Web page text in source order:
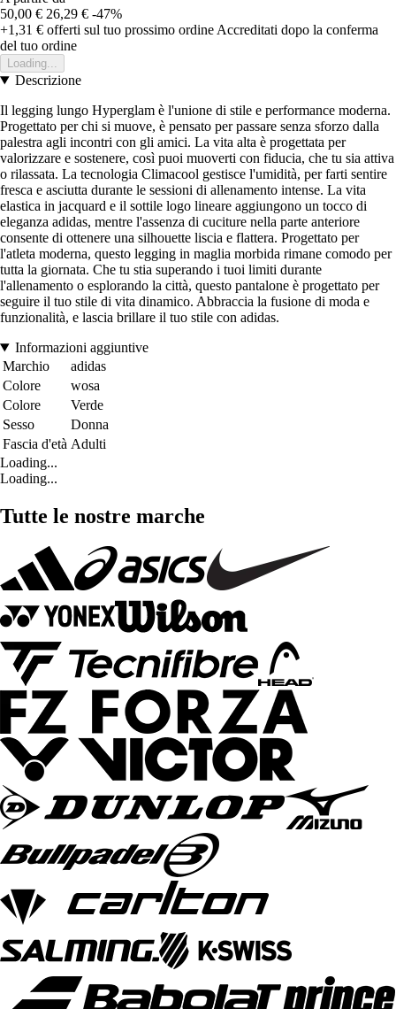
50,00 € 26,29 € -47%
+1,31 € offerti sul tuo prossimo ordine Accreditati dopo la conferma
del tuo ordine
Loading...
Descrizione
Il legging lungo Hyperglam è l'unione di stile e performance moderna.
Progettato per chi si muove, è pensato per passare senza sforzo dalla
palestra agli incontri con gli amici. La vita alta è progettata per
valorizzare e sostenere, così puoi muoverti con fiducia, che tu sia attiva
o rilassata. La tecnologia Climacool gestisce l'umidità, per farti sentire
fresca e asciutta durante le sessioni di allenamento intense. La vita
elastica in jacquard e il sottile logo lineare aggiungono un tocco di
eleganza adidas, mentre l'assenza di cuciture nella parte anteriore
consente di ottenere una silhouette liscia e flattera. Progettato per
l'atleta moderna, questo legging in maglia morbida rimane comodo per
tutta la giornata. Che tu stia superando i tuoi limiti durante
l'allenamento o esplorando la città, questo pantalone è progettato per
seguire il tuo stile di vita dinamico. Abbraccia la fusione di moda e
funzionalità, e lascia brillare il tuo stile con adidas.
Informazioni aggiuntive
Marchio
adidas
Colore
wosa
Colore
Verde
Sesso
Donna
Fascia d'età Adulti
Loading...
Loading...
Tutte le nostre marche